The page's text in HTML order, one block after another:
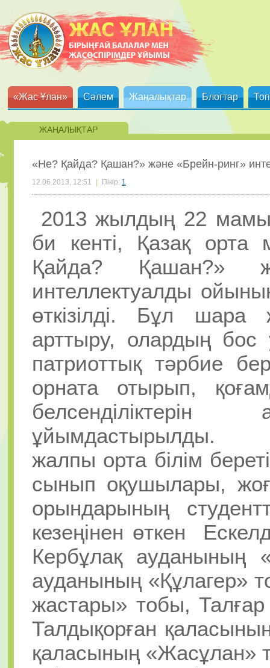
«Жас Ұлан» Сәлем Жаңалықтар Блогтар
ЖАҢАЛЫҚТАР
«Не? Қайда? Қашан?» және «Брейн-ринг»
12.06.2013, 12:51 Пікір: 1
2013 жылдың 22
би кенті, Қазақ орта
Қайда? Қашан?»
интеллектуалды
өткізілді. Бұл шара
арттыру, олардың бос
патриоттық тәрбие
орната отырып,
жалпы орта білім
сынып оқушылары,
орындарының
кезеңінен өткен
Кербұлақ ауданының
ауданының «Құлагер»
жастары» тобы,
Талдықорған
қаласының «Жасұлан»